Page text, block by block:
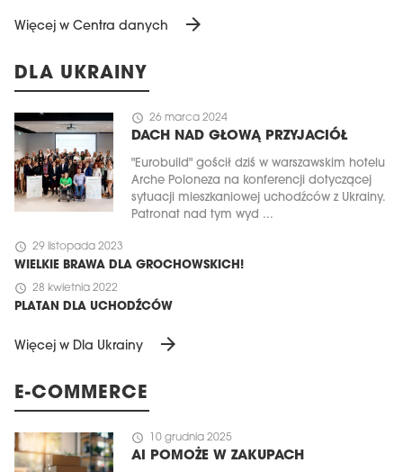
Więcej w Centra danych arrow_forward
DLA UKRAINY
schedule 26 marca 2024
DACH NAD GŁOWĄ PRZYJACIÓŁ
"Eurobuild" gościł dziś w warszawskim hotelu
Arche Poloneza na konferencji dotyczącej
sytuacji mieszkaniowej uchodźców z Ukrainy.
Patronat nad tym wyd ...
schedule 29 listopada 2023
WIELKIE BRAWA DLA GROCHOWSKICH!
schedule 28 kwietnia 2022
PLATAN DLA UCHODŹCÓW
Więcej w Dla Ukrainy arrow_forward
E-COMMERCE
schedule 10 grudnia 2025
AI POMOŻE W ZAKUPACH